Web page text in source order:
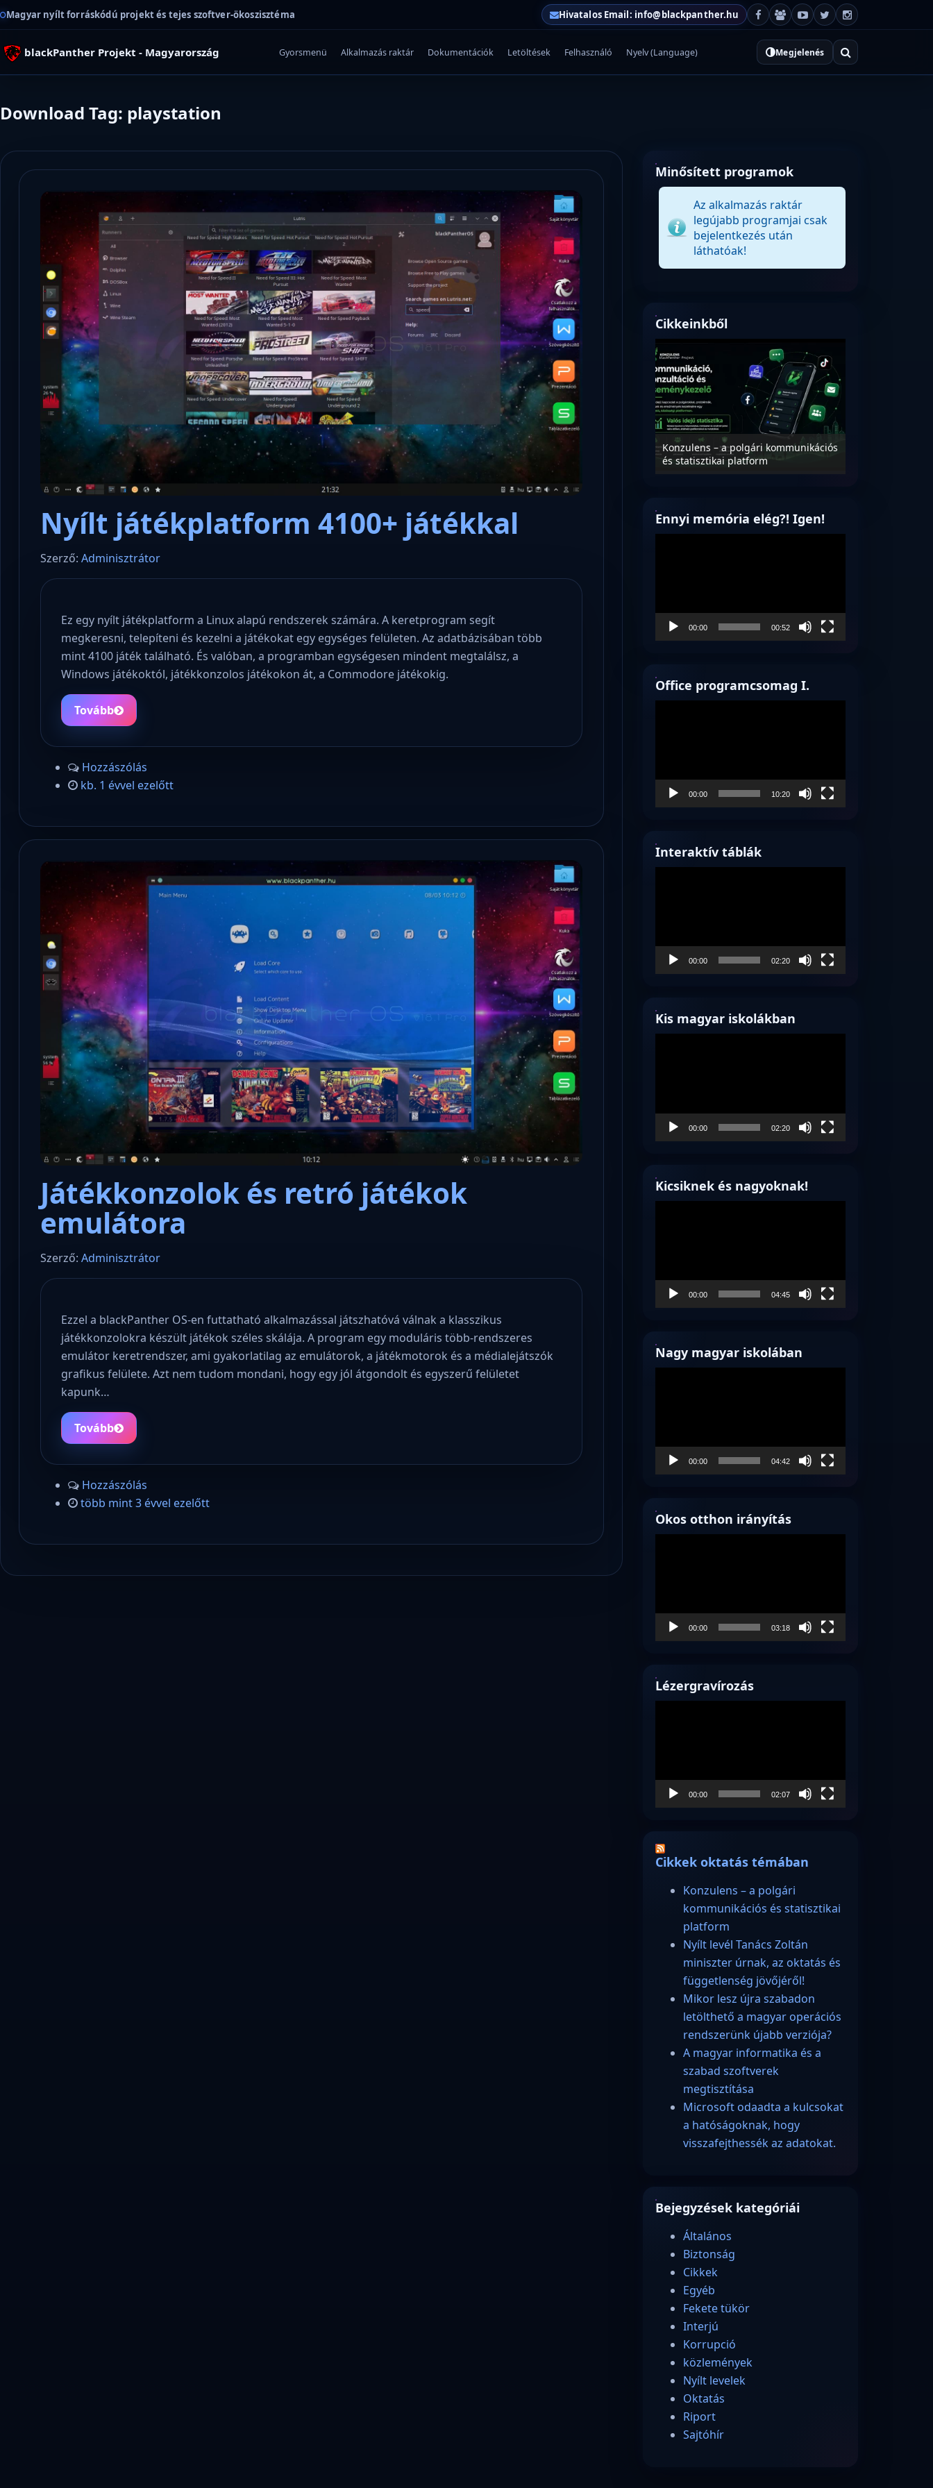
Magyar nyílt forráskódú projekt és tejes szoftver-ökoszisztéma Hivatalos Email: info@blackpanther.hu
blackPanther Projekt - Magyarország Gyorsmenü Alkalmazás raktár Dokumentációk Letöltések Felhasználó Nyelv (Language) Megjelenés
Download Tag: playstation
Nyílt játékplatform 4100+ játékkal
Szerző: Adminisztrátor
Ez egy nyílt játékplatform a Linux alapú rendszerek számára. A keretprogram segít
megkeresni, telepíteni és kezelni a játékokat egy egységes felületen. Az adatbázisában több
mint 4100 játék található. És valóban, a programban egységesen mindent megtalálsz, a
Windows játékoktól, játékkonzolos játékokon át, a Commodore játékokig.
Tovább
Hozzászólás
kb. 1 évvel ezelőtt
Játékkonzolok és retró játékok
emulátora
Szerző: Adminisztrátor
Ezzel a blackPanther OS-en futtatható alkalmazással játszhatóvá válnak a klasszikus
játékkonzolokra készült játékok széles skálája. A program egy moduláris több-rendszeres
emulátor keretrendszer, ami gyakorlatilag az emulátorok, a játékmotorok és a médialejátszók
grafikus felülete. Azt nem tudom mondani, hogy egy jól átgondolt és egyszerű felületet
kapunk…
Tovább
Hozzászólás
több mint 3 évvel ezelőtt
Minősített programok
Az alkalmazás raktár
legújabb programjai csak
bejelentkezés után
láthatóak!
Cikkeinkből
Microsoft odaadta a kulcsokat a
hatóságoknak, hogy visszafejthessék
az adatokat.
Konzulens – a polgári kommunikációs
és statisztikai platform
Ennyi memória elég?! Igen!
00:00 00:52
Office programcsomag I.
00:00 10:20
Interaktív táblák
00:00 02:20
Kis magyar iskolákban
00:00 02:20
Kicsiknek és nagyoknak!
00:00 04:45
Nagy magyar iskolában
00:00 04:42
Okos otthon irányítás
00:00 03:18
Lézergravírozás
00:00 02:07
Cikkek oktatás témában
Konzulens – a polgári
kommunikációs és statisztikai
platform
Nyílt levél Tanács Zoltán
miniszter úrnak, az oktatás és
függetlenség jövőjéről!
Mikor lesz újra szabadon
letölthető a magyar operációs
rendszerünk újabb verziója?
A magyar informatika és a
szabad szoftverek
megtisztítása
Microsoft odaadta a kulcsokat
a hatóságoknak, hogy
visszafejthessék az adatokat.
Bejegyzések kategóriái
Általános
Biztonság
Cikkek
Egyéb
Fekete tükör
Interjú
Korrupció
közlemények
Nyílt levelek
Oktatás
Riport
Sajtóhír